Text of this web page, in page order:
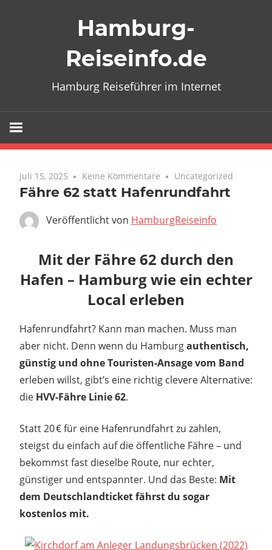
Hamburg-
Reiseinfo.de
Hamburg Reiseführer im Internet
Juli 15, 2025 Keine Kommentare Uncategorized
Fähre 62 statt Hafenrundfahrt
Veröffentlicht von HamburgReiseinfo
Mit der Fähre 62 durch den
Hafen – Hamburg wie ein echter
Local erleben
Hafenrundfahrt? Kann man machen. Muss man
aber nicht. Denn wenn du Hamburgauthentisch,
günstig und ohne Touristen-Ansage vom Band
erleben willst, gibt’s eine richtig clevere Alternative:
die HVV-Fähre Linie 62.
Statt 20 € für eine Hafenrundfahrt zu zahlen,
steigst du einfach auf die öffentliche Fähre – und
bekommst fast dieselbe Route, nur echter,
günstiger und entspannter. Und das Beste: Mit
dem Deutschlandticket fährst du sogar
kostenlos mit.